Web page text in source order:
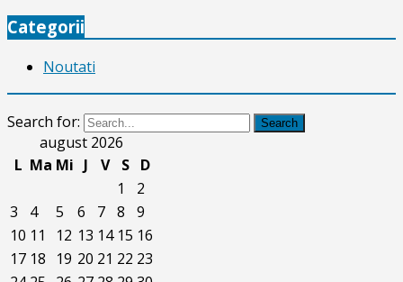
Categorii
Noutati
Search for: Search
august 2026
L Ma Mi J V S
D
1
2
3
4 5 6 7 8
9
10 11 12 13 14 15 16
17 18 19 20 21 22 23